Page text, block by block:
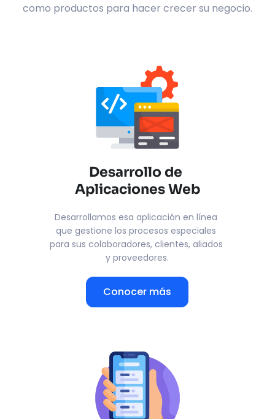
como productos para hacer crecer su negocio.
Desarrollo de
Aplicaciones Web
Desarrollamos esa aplicación en línea
que gestione los procesos especiales
para sus colaboradores, clientes, aliados
y proveedores.
Conocer más